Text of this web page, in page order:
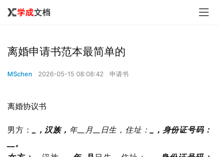
离婚申请书范本最简单的
MSchen 2026-05-15 08:08:42 申请书
离婚协议书
男方： _，汉族， 年__月__日生，住址：
，身份证号码：
。